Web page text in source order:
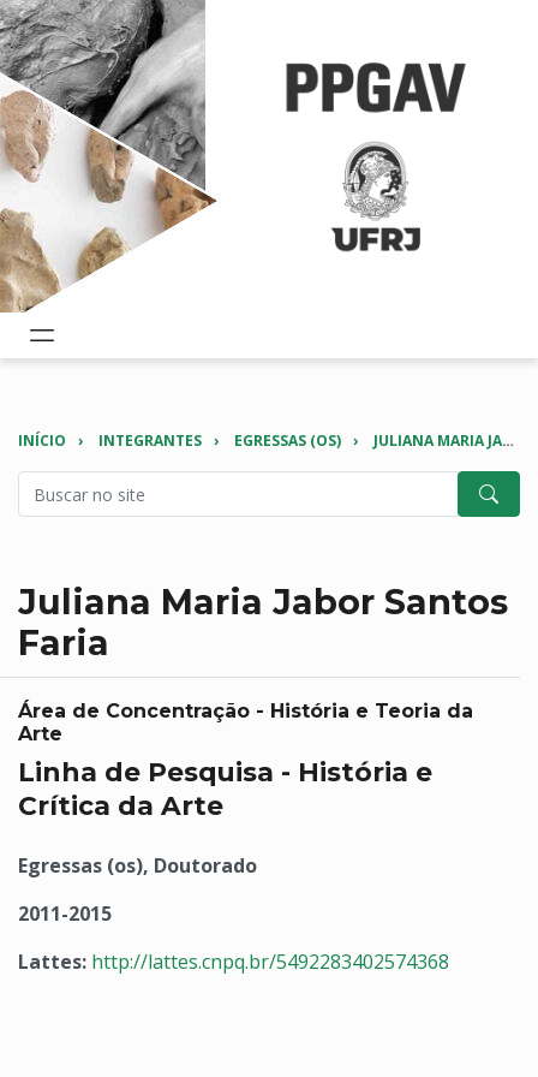
INÍCIO INTEGRANTES EGRESSAS (OS) JULIANA MARIA JABOR SANTOS FARIA
Juliana Maria Jabor Santos
Faria
Área de Concentração - História e Teoria da
Arte
Linha de Pesquisa - História e
Crítica da Arte
Egressas (os), Doutorado
2011-2015
Lattes: http://lattes.cnpq.br/5492283402574368